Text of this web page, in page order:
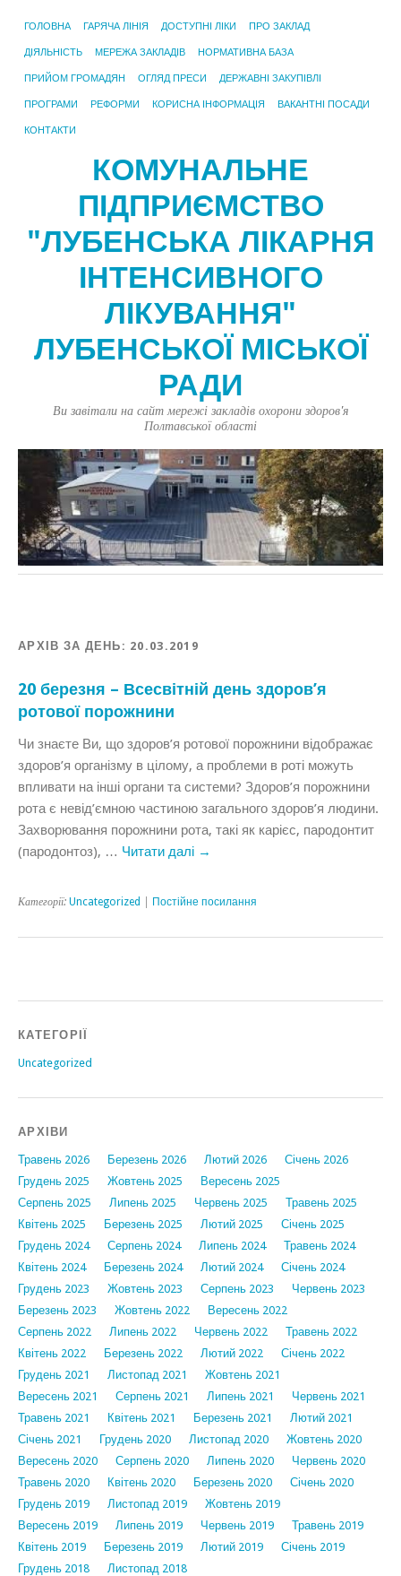
ГОЛОВНА ГАРЯЧА ЛІНІЯ ДОСТУПНІ ЛІКИ ПРО ЗАКЛАД
ДІЯЛЬНІСТЬ МЕРЕЖА ЗАКЛАДІВ НОРМАТИВНА БАЗА
ПРИЙОМ ГРОМАДЯН ОГЛЯД ПРЕСИ ДЕРЖАВНІ ЗАКУПІВЛІ
ПРОГРАМИ РЕФОРМИ КОРИСНА ІНФОРМАЦІЯ ВАКАНТНІ ПОСАДИ
КОНТАКТИ
КОМУНАЛЬНЕ
ПІДПРИЄМСТВО
"ЛУБЕНСЬКА ЛІКАРНЯ
ІНТЕНСИВНОГО
ЛІКУВАННЯ"
ЛУБЕНСЬКОЇ МІСЬКОЇ
РАДИ
Ви завітали на сайт мережі закладів охорони здоров'я
Полтавської області
АРХІВ ЗА ДЕНЬ: 20.03.2019
20 березня – Всесвітній день здоров’я
ротової порожнини
Чи знаєте Ви, що здоров’я ротової порожнини відображає
здоров’я організму в цілому, а проблеми в роті можуть
впливати на інші органи та системи? Здоров’я порожнини
рота є невід’ємною частиною загального здоров’я людини.
Захворювання порожнини рота, такі як карієс, пародонтит
(пародонтоз), … Читати далі →
Категорії: Uncategorized Постійне посилання
КАТЕГОРІЇ
Uncategorized
АРХІВИ
Травень 2026 Березень 2026 Лютий 2026
Січень 2026
Грудень 2025
Жовтень 2025
Вересень 2025
Серпень 2025
Липень 2025 Червень 2025
Травень 2025
Квітень 2025
Березень 2025 Лютий 2025
Січень 2025
Грудень 2024
Серпень 2024 Липень 2024
Травень 2024
Квітень 2024
Березень 2024 Лютий 2024
Січень 2024
Грудень 2023
Жовтень 2023 Серпень 2023
Червень 2023
Березень 2023
Жовтень 2022
Вересень 2022
Серпень 2022
Липень 2022 Червень 2022
Травень 2022
Квітень 2022
Березень 2022 Лютий 2022
Січень 2022
Грудень 2021
Листопад 2021
Жовтень 2021
Вересень 2021
Серпень 2021 Липень 2021
Червень 2021
Травень 2021
Квітень 2021 Березень 2021
Лютий 2021
Січень 2021
Грудень 2020 Листопад 2020
Жовтень 2020
Вересень 2020
Серпень 2020 Липень 2020
Червень 2020
Травень 2020
Квітень 2020 Березень 2020
Січень 2020
Грудень 2019
Листопад 2019
Жовтень 2019
Вересень 2019
Липень 2019 Червень 2019
Травень 2019
Квітень 2019
Березень 2019 Лютий 2019
Січень 2019
Грудень 2018
Листопад 2018